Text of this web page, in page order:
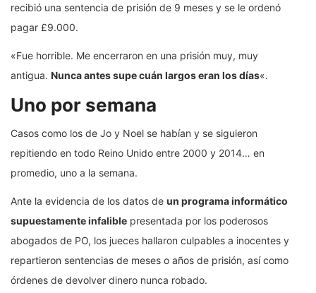
recibió una sentencia de prisión de 9 meses y se le ordenó
pagar £9.000.
«Fue horrible. Me encerraron en una prisión muy, muy
antigua. Nuncaantessupecuán largos eran losdías«.
Uno por semana
Casos como los de Jo y Noel se habían y se siguieron
repitiendo en todo Reino Unido entre 2000 y 2014… en
promedio, uno a la semana.
Ante la evidencia de los datos de un programa informático
supuestamente infalible presentada por los poderosos
abogados de PO, los jueces hallaron culpables a inocentes y
repartieron sentencias de meses o años de prisión, así como
órdenes de devolver dinero nunca robado.